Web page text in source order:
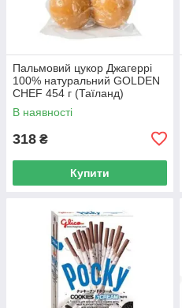
Пальмовий цукор Джагеррі
100% натуральний GOLDEN
CHEF 454 г (Таїланд)
В наявності
318 ₴
Купити